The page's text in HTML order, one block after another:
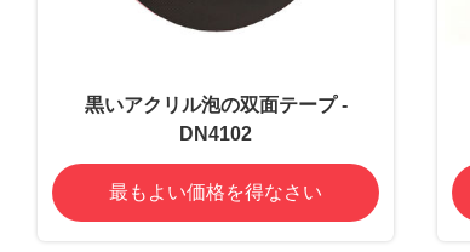
黒いアクリル泡の双面テープ -
DN4102
最もよい価格を得なさい